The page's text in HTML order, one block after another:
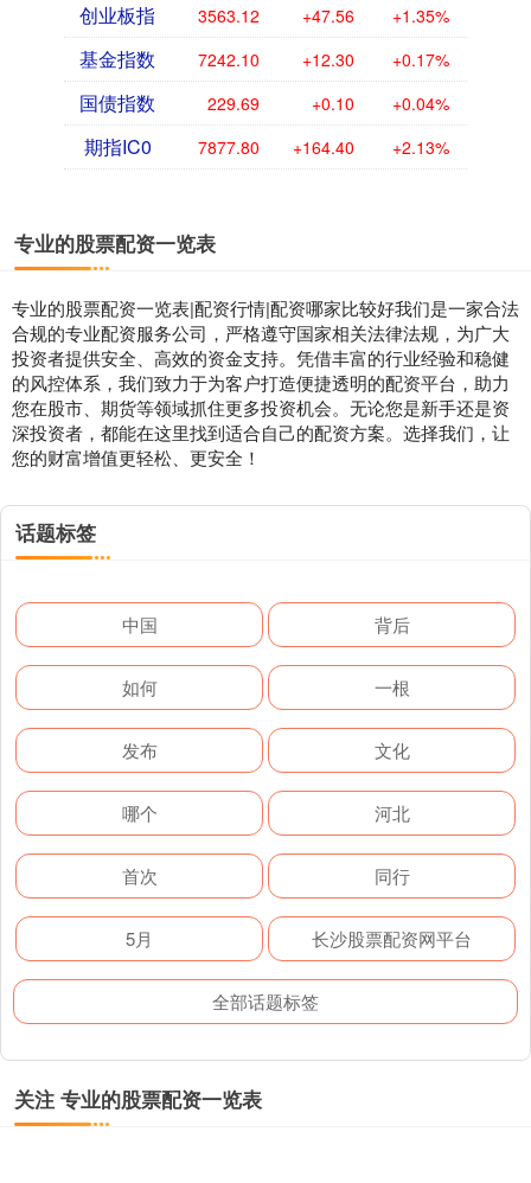
创业板指 3563.12 +47.56 +1.35%
基金指数 7242.10 +12.30 +0.17%
国债指数 229.69 +0.10 +0.04%
期指IC0 7877.80 +164.40 +2.13%
专业的股票配资一览表
专业的股票配资一览表|配资行情|配资哪家比较好我们是一家合法
合规的专业配资服务公司，严格遵守国家相关法律法规，为广大
投资者提供安全、高效的资金支持。凭借丰富的行业经验和稳健
的风控体系，我们致力于为客户打造便捷透明的配资平台，助力
您在股市、期货等领域抓住更多投资机会。无论您是新手还是资
深投资者，都能在这里找到适合自己的配资方案。选择我们，让
您的财富增值更轻松、更安全！
话题标签
中国 背后
如何 一根
发布 文化
哪个 河北
首次 同行
5月 长沙股票配资网平台
全部话题标签
关注 专业的股票配资一览表